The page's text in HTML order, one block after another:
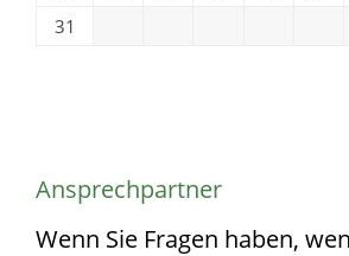
31
Ansprechpartner
Wenn Sie Fragen haben,